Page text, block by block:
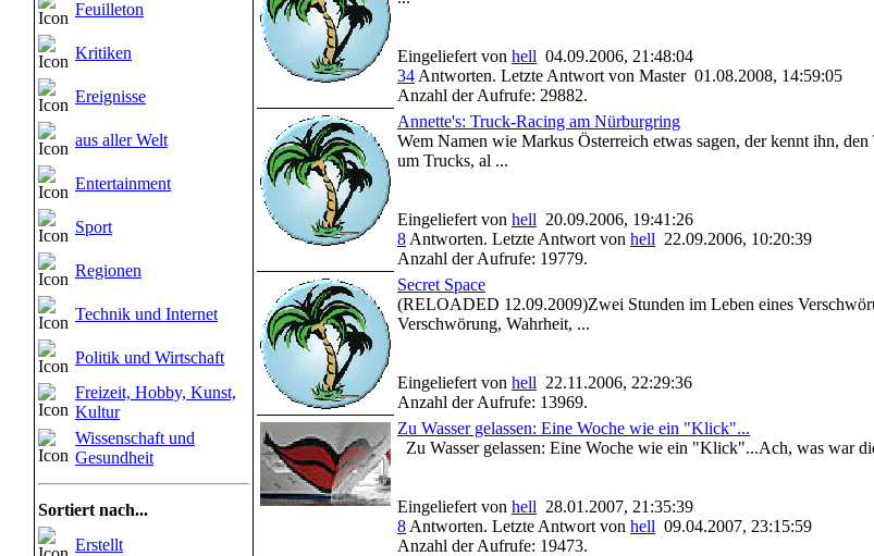
Feuilleton
Kritiken
Ereignisse
aus aller Welt
Entertainment
Sport
Regionen
Technik und Internet
Politik und Wirtschaft
Freizeit, Hobby, Kunst,
Kultur
Wissenschaft und
Gesundheit
Sortiert nach...
Erstellt
Eingeliefert von hell 04.09.2006, 21:48:04
34 Antworten. Letzte Antwort von Master 01.08.2008, 14:59:05
Anzahl der Aufrufe: 29882.
Annette's: Truck-Racing am Nürburgring
Wem Namen wie Markus Österreich etwas sagen, der kennt ihn,
um Trucks, al ...
Eingeliefert von hell 20.09.2006, 19:41:26
8 Antworten. Letzte Antwort von hell 22.09.2006, 10:20:39
Anzahl der Aufrufe: 19779.
Secret Space
(RELOADED 12.09.2009)Zwei Stunden im Leben eines
Verschwörung, Wahrheit, ...
Eingeliefert von hell 22.11.2006, 22:29:36
Anzahl der Aufrufe: 13969.
Zu Wasser gelassen: Eine Woche wie ein "Klick"...
Zu Wasser gelassen: Eine Woche wie ein "Klick"...Ach, was war
Eingeliefert von hell 28.01.2007, 21:35:39
8 Antworten. Letzte Antwort von hell 09.04.2007, 23:15:59
Anzahl der Aufrufe: 19473.